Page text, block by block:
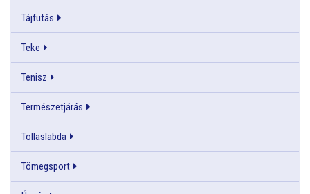
Tájfutás
Teke
Tenisz
Természetjárás
Tollaslabda
Tömegsport